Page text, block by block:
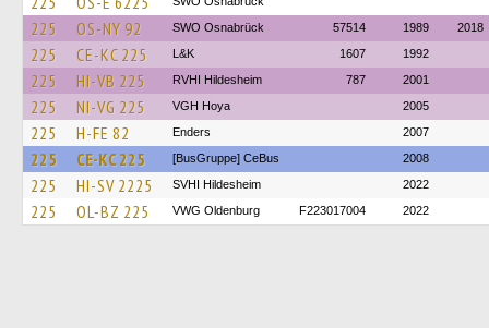
225 OS-NY 92 SWO Osnabrück 57514 1989 2018
225 CE-KC 225 L&K 1607 1992
225 HI-VB 225 RVHI Hildesheim 787 2001
225 NI-VG 225 VGH Hoya 2005
225 H-FE 82 Enders 2007
225 CE-KC 225 [BusGruppe] CeBus 2008
225 HI-SV 2225 SVHI Hildesheim 2022
225 OL-BZ 225 VWG Oldenburg F223017004 2022